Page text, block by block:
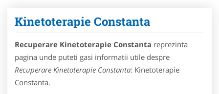
Kinetoterapie Constanta
Recuperare Kinetoterapie Constanta reprezinta
pagina unde puteti gasi informatii utile despre
Recuperare Kinetoterapie Constanta: Kinetoterapie
Constanta.